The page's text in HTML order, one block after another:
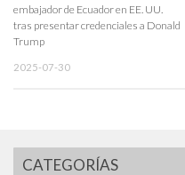
embajador de Ecuador en EE. UU.
tras presentar credenciales a Donald
Trump
2025-07-30
CATEGORÍAS